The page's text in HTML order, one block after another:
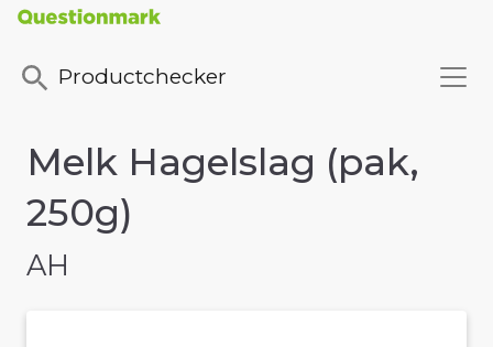
Productchecker
Melk Hagelslag (pak,
250g)
AH